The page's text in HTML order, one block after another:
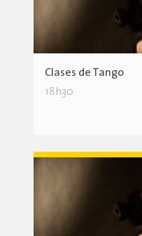
Clases de Tango
18h30